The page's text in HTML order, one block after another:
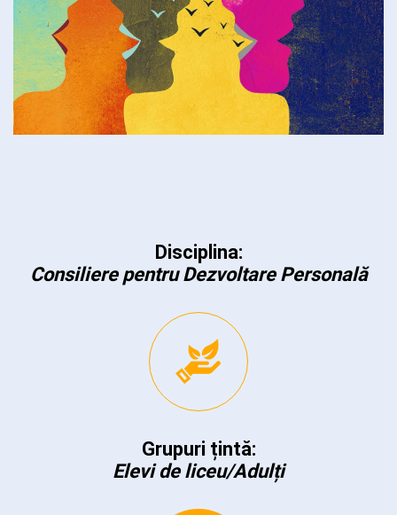
Disciplina:
Consiliere pentru Dezvoltare Personală
Grupuri țintă:
Elevi de liceu/Adulți